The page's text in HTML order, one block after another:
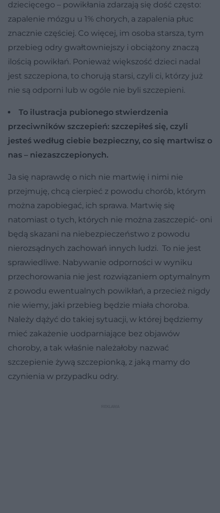
dziecięcego – powikłania zdarzają się dość często:
zapalenie mózgu u 1% chorych, a zapalenia płuc
znacznie częściej. Co więcej, im osoba starsza, tym
przebieg odry gwałtowniejszy i obciążony znaczą
ilością powikłań. Ponieważ większość dzieci nadal
jest szczepiona, to chorują starsi, czyli ci, którzy już
nie są odporni lub w ogóle nie byli szczepieni.
To ilustracja pubionego stwierdzenia
przeciwników szczepień: szczepiłeś się, czyli
jesteś według ciebie bezpieczny, co się martwisz o
nas – niezaszczepionych.
Ja się naprawdę o nich nie martwię i nimi nie
przejmuję, chcą cierpieć z powodu chorób, którym
można zapobiegać, ich sprawa. Martwię się
natomiast o tych, których nie można zaszczepić- oni
będą skazani na niebezpieczeństwo z powodu
nierozsądnych zachowań innych ludzi. To nie jest
sprawiedliwe. Nabywanie odporności w wyniku
przechorowania nie jest rozwiązaniem optymalnym
z powodu ewentualnych powikłań, a przecież nigdy
nie wiemy, jaki przebieg będzie miała choroba.
Należy dążyć do takiej sytuacji, w której będziemy
mieć zakażenie uodparniające bez objawów
choroby, a tak właśnie należałoby nazwać
szczepienie żywą szczepionką, z jaką mamy do
czynienia w przypadku odry.